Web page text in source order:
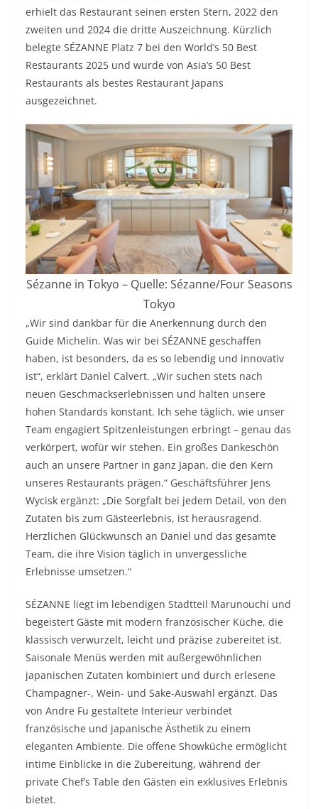
erhielt das Restaurant seinen ersten Stern, 2022 den
zweiten und 2024 die dritte Auszeichnung. Kürzlich
belegte SÉZANNE Platz 7 bei den World’s 50 Best
Restaurants 2025 und wurde von Asia’s 50 Best
Restaurants als bestes Restaurant Japans
ausgezeichnet.
Sézanne in Tokyo – Quelle: Sézanne/Four Seasons
Tokyo
„Wir sind dankbar für die Anerkennung durch den
Guide Michelin. Was wir bei SÉZANNE geschaffen
haben, ist besonders, da es so lebendig und innovativ
ist“, erklärt Daniel Calvert. „Wir suchen stets nach
neuen Geschmackserlebnissen und halten unsere
hohen Standards konstant. Ich sehe täglich, wie unser
Team engagiert Spitzenleistungen erbringt – genau das
verkörpert, wofür wir stehen. Ein großes Dankeschön
auch an unsere Partner in ganz Japan, die den Kern
unseres Restaurants prägen.“ Geschäftsführer Jens
Wycisk ergänzt: „Die Sorgfalt bei jedem Detail, von den
Zutaten bis zum Gästeerlebnis, ist herausragend.
Herzlichen Glückwunsch an Daniel und das gesamte
Team, die ihre Vision täglich in unvergessliche
Erlebnisse umsetzen.“
SÉZANNE liegt im lebendigen Stadtteil Marunouchi und
begeistert Gäste mit modern französischer Küche, die
klassisch verwurzelt, leicht und präzise zubereitet ist.
Saisonale Menüs werden mit außergewöhnlichen
japanischen Zutaten kombiniert und durch erlesene
Champagner-, Wein- und Sake-Auswahl ergänzt. Das
von Andre Fu gestaltete Interieur verbindet
französische und japanische Ästhetik zu einem
eleganten Ambiente. Die offene Showküche ermöglicht
intime Einblicke in die Zubereitung, während der
private Chef’s Table den Gästen ein exklusives Erlebnis
bietet.